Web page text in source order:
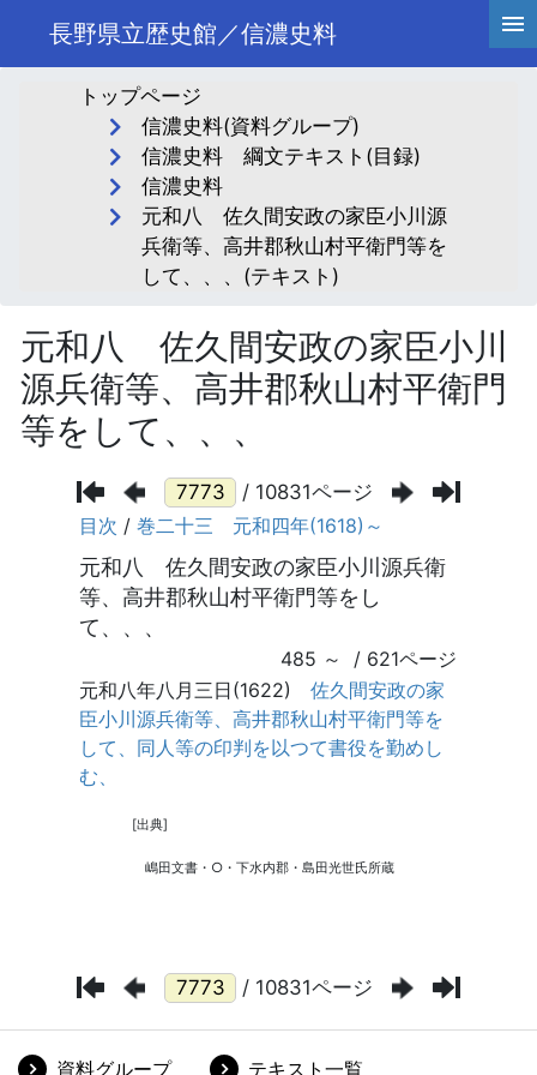
長野県立歴史館／信濃史料
トップページ
信濃史料(資料グループ)
信濃史料 綱文テキスト(目録)
信濃史料
元和八 佐久間安政の家臣小川源
兵衛等、高井郡秋山村平衛門等を
して、、、(テキスト)
元和八 佐久間安政の家臣小川
源兵衛等、高井郡秋山村平衛門
等をして、、、
/ 10831ページ
/ 10831ページ
資料グループ テキスト一覧